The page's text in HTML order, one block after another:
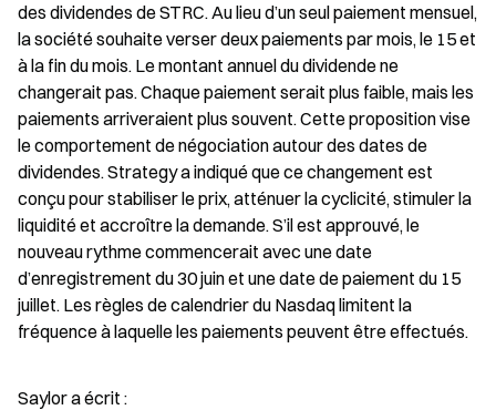
des dividendes de STRC. Au lieu d’un seul paiement mensuel,
la société souhaite verser deux paiements par mois, le 15 et
à la fin du mois. Le montant annuel du dividende ne
changerait pas. Chaque paiement serait plus faible, mais les
paiements arriveraient plus souvent. Cette proposition vise
le comportement de négociation autour des dates de
dividendes. Strategy a indiqué que ce changement est
conçu pour stabiliser le prix, atténuer la cyclicité, stimuler la
liquidité et accroître la demande. S’il est approuvé, le
nouveau rythme commencerait avec une date
d’enregistrement du 30 juin et une date de paiement du 15
juillet. Les règles de calendrier du Nasdaq limitent la
fréquence à laquelle les paiements peuvent être effectués.
Saylor a écrit :